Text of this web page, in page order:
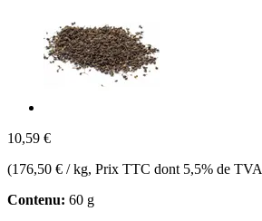
10,59 €
(176,50 € / kg, Prix TTC dont 5,5% de TVA
Contenu: 60 g